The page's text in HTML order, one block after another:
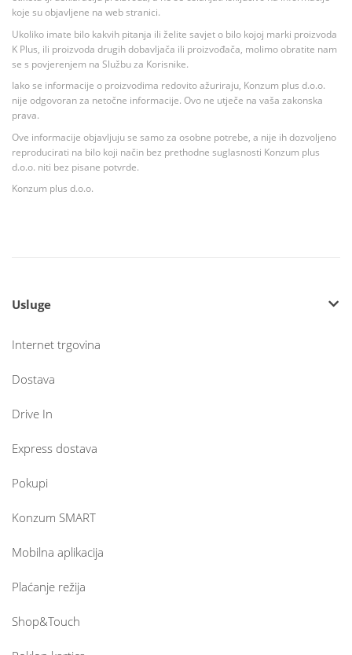
koje su objavljene na web stranici.
Ukoliko imate bilo kakvih pitanja ili želite savjet o bilo kojoj marki proizvoda
K Plus, ili proizvoda drugih dobavljača ili proizvođača, molimo obratite nam
se s povjerenjem na Službu za Korisnike.
Iako se informacije o proizvodima redovito ažuriraju, Konzum plus d.o.o.
nije odgovoran za netočne informacije. Ovo ne utječe na vaša zakonska
prava.
Ove informacije objavljuju se samo za osobne potrebe, a nije ih dozvoljeno
reproducirati na bilo koji način bez prethodne suglasnosti Konzum plus
d.o.o. niti bez pisane potvrde.
Konzum plus d.o.o.
Usluge
Internet trgovina
Dostava
Drive In
Express dostava
Pokupi
Konzum SMART
Mobilna aplikacija
Plaćanje režija
Shop&Touch